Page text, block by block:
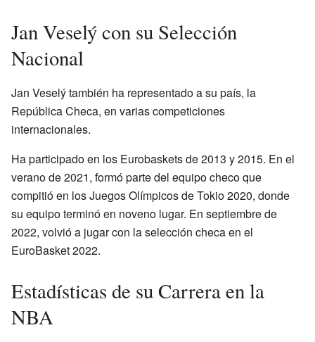
Jan Veselý con su Selección
Nacional
Jan Veselý también ha representado a su país, la
República Checa, en varias competiciones
internacionales.
Ha participado en los Eurobaskets de 2013 y 2015. En el
verano de 2021, formó parte del equipo checo que
compitió en los Juegos Olímpicos de Tokio 2020, donde
su equipo terminó en noveno lugar. En septiembre de
2022, volvió a jugar con la selección checa en el
EuroBasket 2022.
Estadísticas de su Carrera en la
NBA